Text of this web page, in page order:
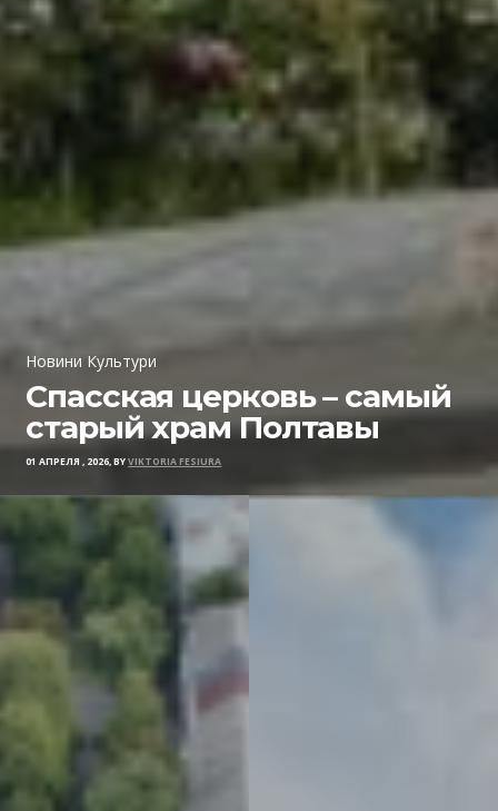
Новини Культури
Спасская церковь – самый
старый храм Полтавы
01 АПРЕЛЯ , 2026, BYVIKTORIA FESIURA